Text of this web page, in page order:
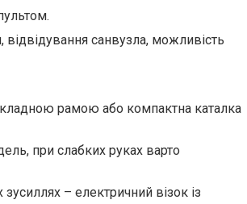
відвідування санвузла, можливість
рамою або компактна каталка
при слабких руках варто
– електричний візок із